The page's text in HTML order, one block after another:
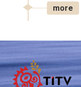
more